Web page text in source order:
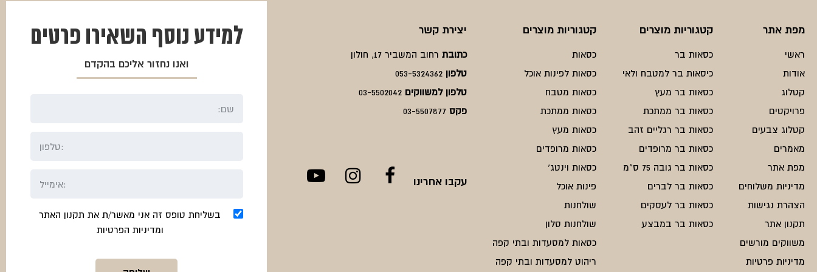
מפת אתר
ראשי
אודות
קטלוג
פרויקטים
קטלוג צבעים
מאמרים
מפת אתר
מדיניות משלוחים
הצהרת נגישות
תקנון אתר
משווקים מורשים
מדיניות פרטיות
קטגוריות מוצרים
כסאות בר
כיסאות בר למטבח ולאי
כסאות בר מעץ
כסאות בר ממתכת
כסאות בר רגליים זהב
כסאות בר מרופדים
כסאות בר גובה 75 ס"מ
כסאות בר לברים
כסאות בר לעסקים
כסאות בר במבצע
קטגוריות מוצרים
כסאות
כסאות לפינות אוכל
כסאות מטבח
כסאות ממתכת
כסאות מעץ
כסאות מרופדים
כסאות וינטג'
פינות אוכל
שולחנות
שולחנות סלון
כסאות למסעדות ובתי קפה
ריהוט למסעדות ובתי קפה
יצירת קשר
כתובת רחוב המשביר 17, חולון
טלפון 053-5324362
טלפון למשווקים 03-5502042
פקס03-5507877
עקבו אחרינו
למידע נוסף השאירו פרטים
ואנו נחזור אליכם בהקדם
בשליחת טופס זה אני מאשר/ת את תקנון האתר
ומדיניות הפרטיות